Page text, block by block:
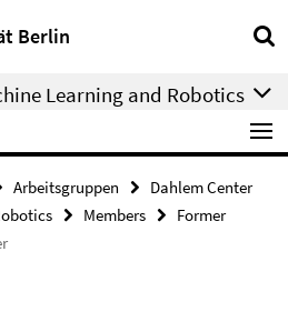
Berlin
Learning and Robotics
Arbeitsgruppen
Dahlem Center
Members
Former